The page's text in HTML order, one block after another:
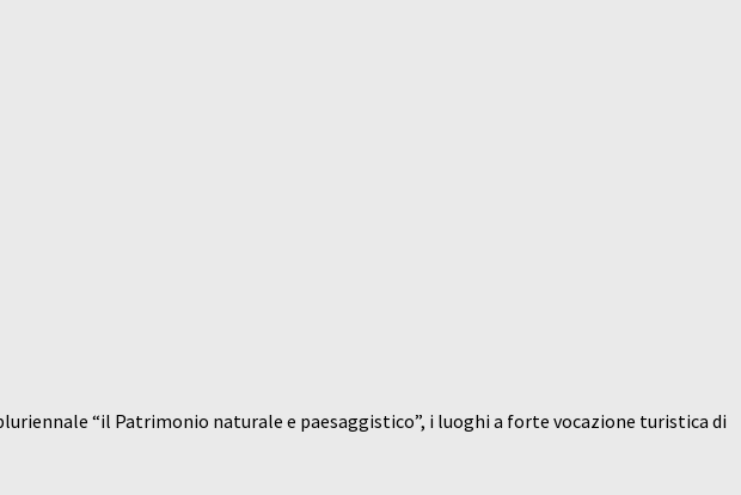
“il Patrimonio naturale e paesaggistico”, i luoghi a forte vocazione turistica di